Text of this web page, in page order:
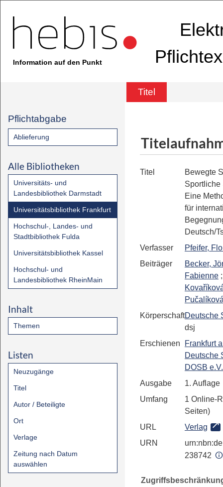
Information auf den Punkt
Titel
Pflichtabgabe
Ablieferung
Alle Bibliotheken
Universitäts- und
Landesbibliothek Darmstadt
Universitätsbibliothek Frankfurt
Hochschul-, Landes- und
Stadtbibliothek Fulda
Universitätsbibliothek Kassel
Hochschul- und
Landesbibliothek RheinMain
Inhalt
Themen
Listen
Neuzugänge
Titel
Autor / Beteiligte
Ort
Verlage
Zeitung nach Datum
auswählen
Titel
Bewegte
Sportliche
Eine
für
Deutsch/
Verfasser
Pfeifer,
Beiträger
Becker,
Fabienne ;
KörperschaftDeutsche
dsj
Erschienen
Frankfurt
Deutsche
DOSB e.V.
Ausgabe
1. Auflage
Umfang
1 Online-
Seiten)
URL
Verlag
URN
238742